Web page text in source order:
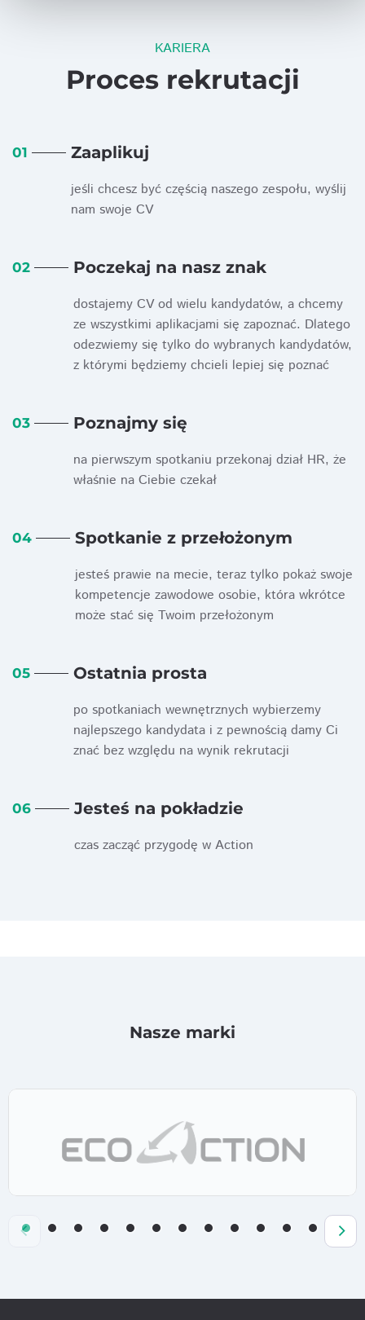
KARIERA
Proces rekrutacji
01 Zaaplikuj
jeśli chcesz być częścią naszego zespołu, wyślij
nam swoje CV
02 Poczekaj na nasz znak
dostajemy CV od wielu kandydatów, a chcemy
ze wszystkimi aplikacjami się zapoznać. Dlatego
odezwiemy się tylko do wybranych kandydatów,
z którymi będziemy chcieli lepiej się poznać
03 Poznajmy się
na pierwszym spotkaniu przekonaj dział HR, że
właśnie na Ciebie czekał
04 Spotkanie z przełożonym
jesteś prawie na mecie, teraz tylko pokaż swoje
kompetencje zawodowe osobie, która wkrótce
może stać się Twoim przełożonym
05 Ostatnia prosta
po spotkaniach wewnętrznych wybierzemy
najlepszego kandydata i z pewnością damy Ci
znać bez względu na wynik rekrutacji
06 Jesteś na pokładzie
czas zacząć przygodę w Action
Nasze marki